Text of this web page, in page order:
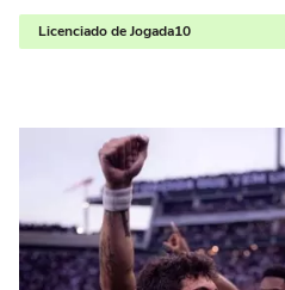
Licenciado de Jogada10